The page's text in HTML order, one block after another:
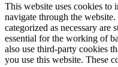
This website uses cookies to
navigate through the
categorized as necessary are
essential for the working of
also use third-party cookies
you use this website. These